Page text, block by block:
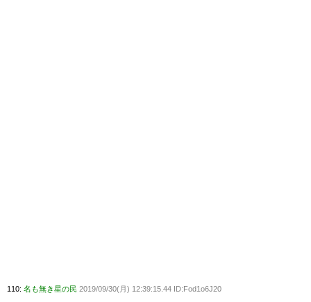
110: 名も無き星の民 2019/09/30(月) 12:39:15.44 ID:Fod1o6J20